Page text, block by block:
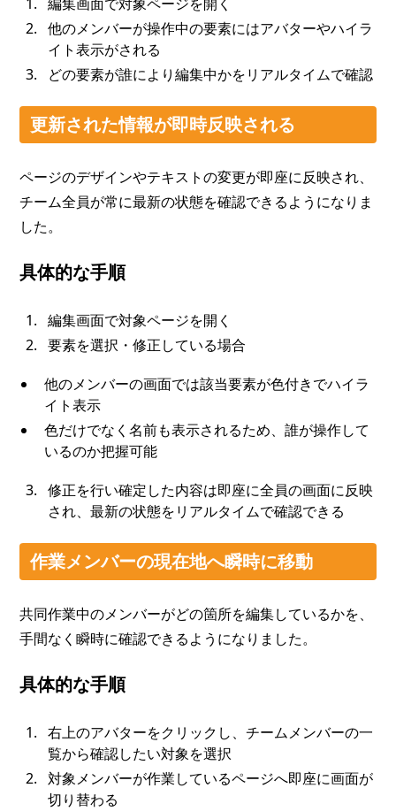
他のメンバーが操作中の要素にはアバターやハイラ
イト表示がされる
どの要素が誰により編集中かをリアルタイムで確認
更新された情報が即時反映される
ページのデザインやテキストの変更が即座に反映され、
チーム全員が常に最新の状態を確認できるようになりま
した。
具体的な手順
編集画面で対象ページを開く
要素を選択・修正している場合
他のメンバーの画面では該当要素が色付きでハイラ
イト表示
色だけでなく名前も表示されるため、誰が操作して
いるのか把握可能
修正を行い確定した内容は即座に全員の画面に反映
され、最新の状態をリアルタイムで確認できる
作業メンバーの現在地へ瞬時に移動
共同作業中のメンバーがどの箇所を編集しているかを、
手間なく瞬時に確認できるようになりました。
具体的な手順
右上のアバターをクリックし、チームメンバーの一
覧から確認したい対象を選択
対象メンバーが作業しているページへ即座に画面が
切り替わる